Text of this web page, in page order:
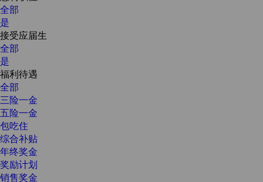
全部
是
接受应届生
全部
是
福利待遇
全部
三险一金
五险一金
包吃住
综合补贴
年终奖金
奖励计划
销售奖金